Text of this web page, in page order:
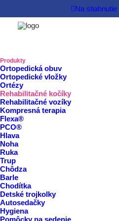
Na stiahnutie
Produkty
Ortopedická obuv
Ortopedické vložky
Ortézy
Rehabilitačné kočíky
Rehabilitačné vozíky
Kompresná terapia
Flexa®
PCO®
Hlava
Noha
Ruka
Trup
Chôdza
Barle
Chodítka
Detské trojkolky
Autosedačky
Hygiena
Pomôcky na sedenie
Domov
Rehabilitačné
komfort a radosť
Rehabilitačné kočíky pre deti,